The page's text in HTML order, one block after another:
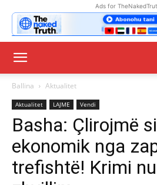
Ads for
Ballina Aktualitet
Aktualitet LAJME Vendi
Basha: Çlirojmë
ekonomik nga
trefishtë! Krimi